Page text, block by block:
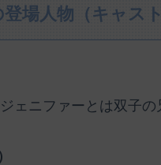
場人物（キャスト
ェニファーとは双子の